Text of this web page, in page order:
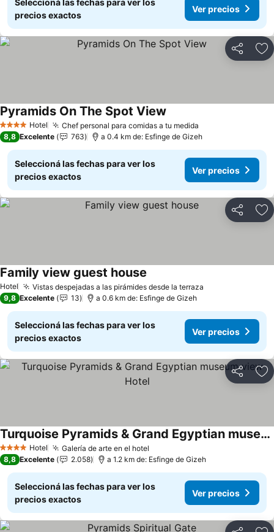
Seleccioná las fechas para ver los
precios exactos
Ver precios
Compartir
4 EstrellasHotel Chef personal para comidas a tu medida
Pyramids On The Spot View
8,8 Excelente 763 a 0.4 km de: Esfinge de Gizeh
Seleccioná las fechas para ver los
precios exactos
Ver precios
Compartir
Hotel Vistas despejadas a las pirámides desde la terraza
Family view guest house
9,8 Excelente 13 a 0.6 km de: Esfinge de Gizeh
Seleccioná las fechas para ver los
precios exactos
Ver precios
Compartir
4 EstrellasHotel Galería de arte en el hotel
Turquoise Pyramids & Grand Egyptian museum view Hotel
Ver precios
8,8 Excelente 2.058 a 1.2 km de: Esfinge de Gizeh
Seleccioná las fechas para ver los
precios exactos
Ver precios